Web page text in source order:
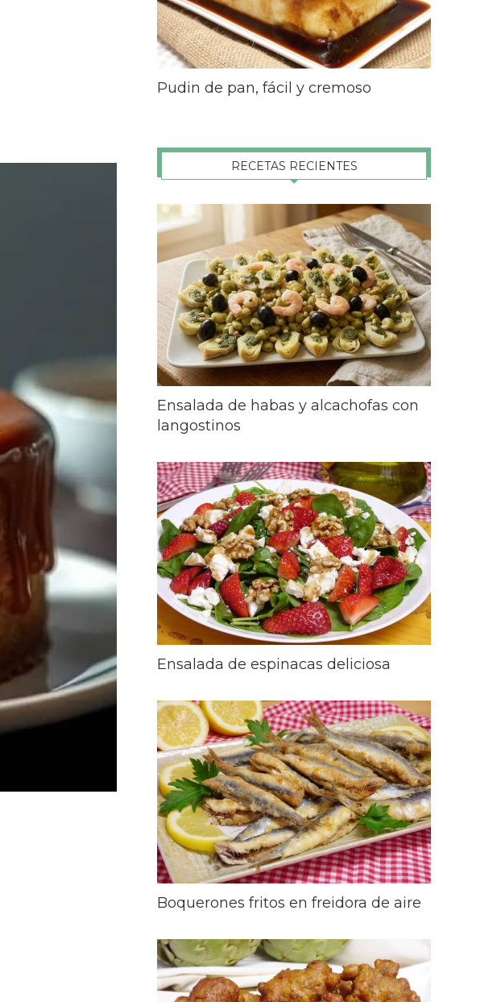
Pudin de pan, fácil y cremoso
RECETAS RECIENTES
Ensalada de habas y alcachofas con
langostinos
Ensalada de espinacas deliciosa
Boquerones fritos en freidora de aire